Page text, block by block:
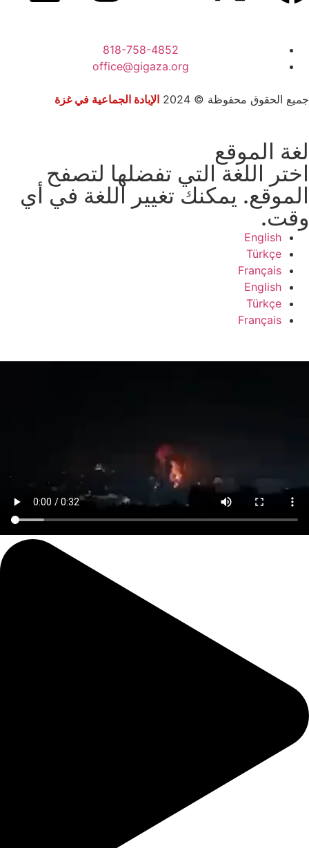
818-758-4852
office@gigaza.org
جميع الحقوق محفوظة © 2024 الإبادة الجماعية في غزة
لغة الموقع
اختر اللغة التي تفضلها لتصفح
الموقع. يمكنك تغيير اللغة في أي
وقت.
English
Türkçe
Français
English
Türkçe
Français